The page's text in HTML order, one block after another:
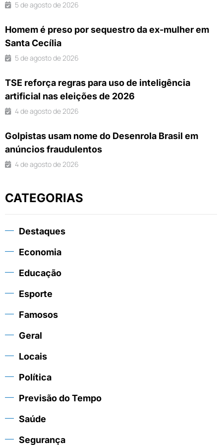
5 de agosto de 2026
Homem é preso por sequestro da ex-mulher em
Santa Cecília
5 de agosto de 2026
TSE reforça regras para uso de inteligência
artificial nas eleições de 2026
4 de agosto de 2026
Golpistas usam nome do Desenrola Brasil em
anúncios fraudulentos
4 de agosto de 2026
CATEGORIAS
Destaques
Economia
Educação
Esporte
Famosos
Geral
Locais
Política
Previsão do Tempo
Saúde
Segurança